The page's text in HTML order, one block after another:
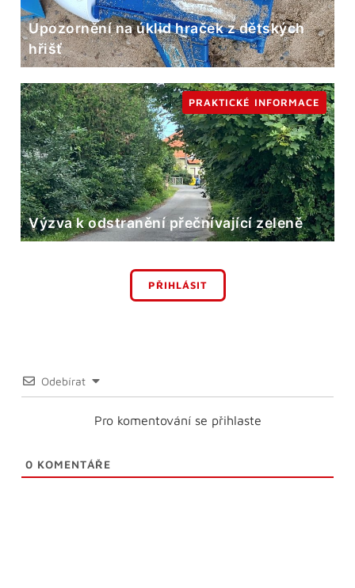
Upozornění na úklid hraček z dětských
hřišť
Výzva k odstranění přečnívající zeleně
PRAKTICKÉ INFORMACE
PŘIHLÁSIT
Odebírat
Pro komentování se přihlaste
0 KOMENTÁŘE